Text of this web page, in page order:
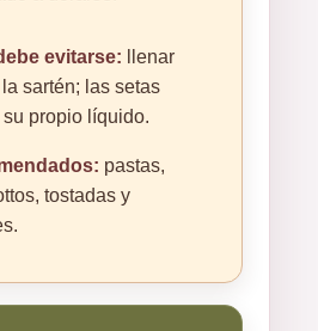
evitarse: llenar
sartén; las setas
propio líquido.
pastas,
tostadas y